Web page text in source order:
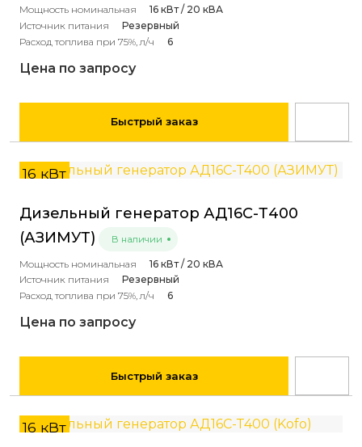
Мощность номинальная
16 кВт / 20 кВА
Источник питания
Резервный
Расход топлива при 75%, л/ч
6
Цена по запросу
Быстрый заказ
16 кВт
Дизельный генератор АД16С-Т400
(АЗИМУТ)
В наличии
Мощность номинальная
16 кВт / 20 кВА
Источник питания
Резервный
Расход топлива при 75%, л/ч
6
Цена по запросу
Быстрый заказ
16 кВт